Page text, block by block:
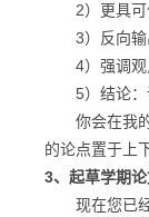
2）更具可
3）反向输
4）强调观
5）结论：
你会在我的
的论点置于上
3、起草学期
现在您已经